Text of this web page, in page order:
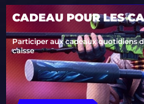
CADEAU POUR LES
Participer aux cadeaux quotidiens
caisse